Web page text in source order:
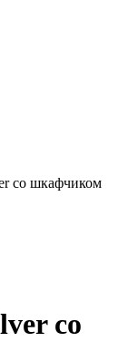
со шкафчиком
со